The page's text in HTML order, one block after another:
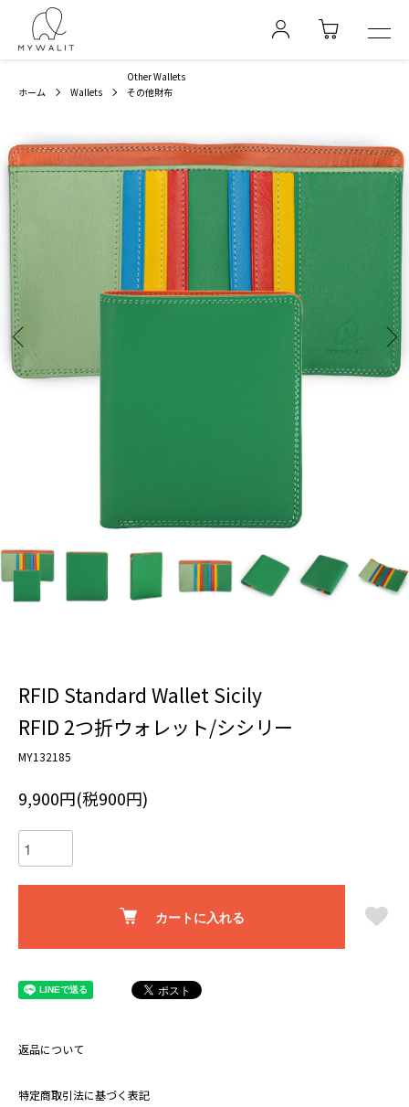
ホーム Wallets
Other Wallets
その他財布
RFID Standard Wallet Sicily
RFID 2つ折ウォレット/シシリー
MY132185
9,900円(税900円)
カートに入れる
返品について
特定商取引法に基づく表記